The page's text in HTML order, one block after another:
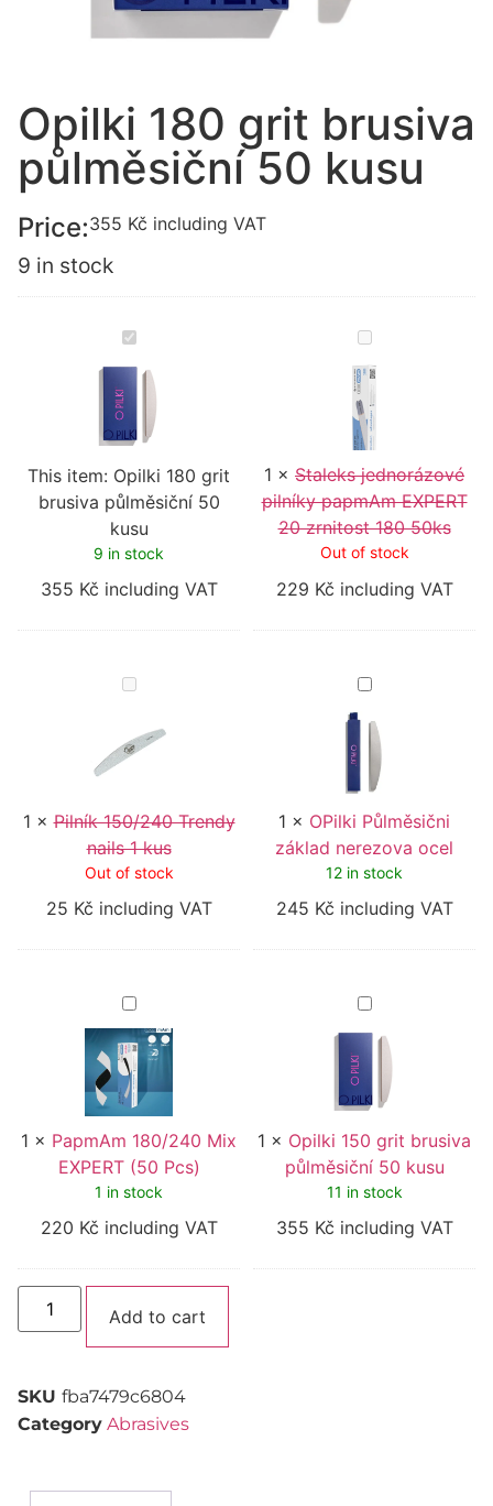
Opilki 180 grit brusiva
půlměsiční 50 kusu
Price:355 Kč including VAT
9 in stock
Opilki
180
grit
brusiva
půlměsiční
50
kusu
This item: Opilki 180 grit
brusiva půlměsiční 50
kusu
9 in stock
355 Kč including VAT
Staleks
jednorázové
pilníky
papmAm
EXPERT
20
zrnitost
180
50ks
1 × Staleks jednorázové
pilníky papmAm EXPERT
20 zrnitost 180 50ks
Out of stock
229 Kč including VAT
Pilník
150/240
nails
1
kus
1 ×Pilník 150/240 Trendy
nails 1 kus
Out of stock
25 Kč including VAT
OPilki
Půlměsični
základ
nerezova
ocel
1 × OPilki Půlměsični
základ nerezova ocel
12 in stock
245 Kč including VAT
PapmAm
180/240
Mix
EXPERT
(50
Pcs)
1 × PapmAm 180/240 Mix
EXPERT (50 Pcs)
1 in stock
220 Kč including VAT
Opilki
150
grit
brusiva
půlměsiční
50
kusu
1 × Opilki 150 grit brusiva
půlměsiční 50 kusu
11 in stock
355 Kč including VAT
Add to cart
SKU fba7479c6804
Category Abrasives